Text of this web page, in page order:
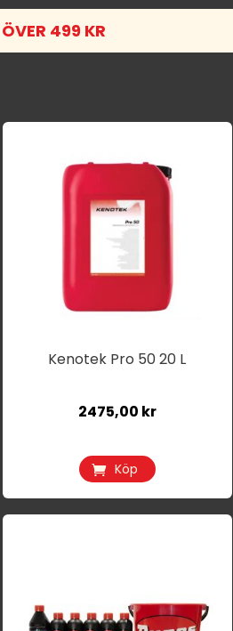
499 KR
Kenotek Pro 50 20 L
2475,00 kr
Köp